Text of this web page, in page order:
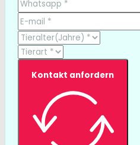
Kontakt anfordern